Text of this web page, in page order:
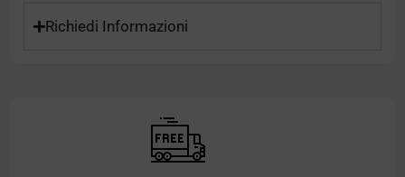
Richiedi Informazioni